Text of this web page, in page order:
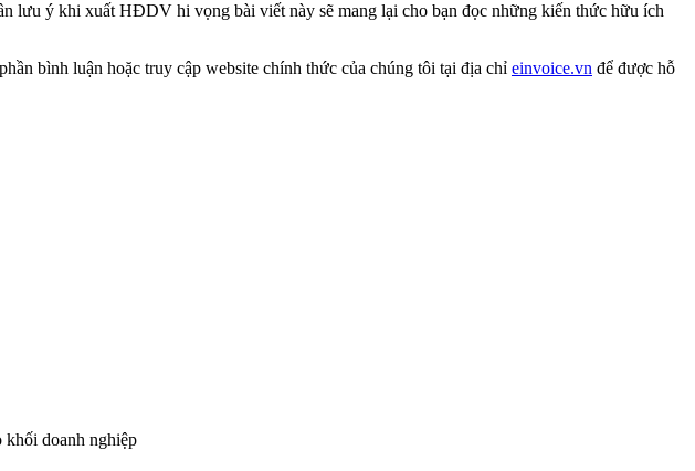
lưu ý khi xuất HĐDV hi vọng bài viết này sẽ mang lại cho bạn đọc những kiến thức hữu ích
bình luận hoặc truy cập website chính thức của chúng tôi tại địa chỉ einvoice.vn để được hỗ
khối doanh nghiệp